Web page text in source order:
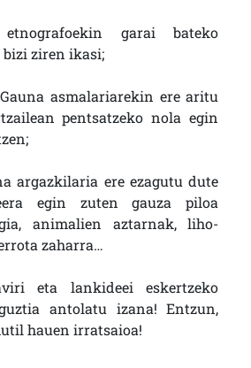
etnografoekin garai bateko
ziren ikasi;
asmalariarekin ere aritu
pentsatzeko nola egin
argazkilaria ere ezagutu dute
egin zuten gauza piloa
animalien aztarnak, liho-
zaharra…
eta lankideei eskertzeko
antolatu izana! Entzun,
hauen irratsaioa!